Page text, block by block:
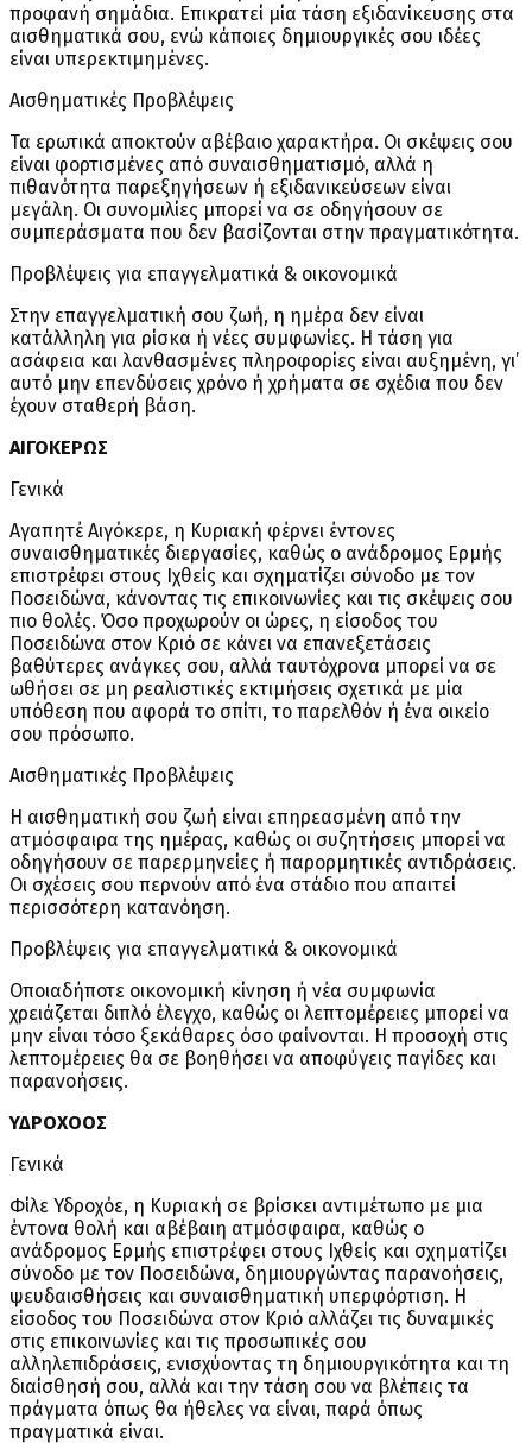
προφανή σημάδια. Επικρατεί μία τάση εξιδανίκευσης στα
αισθηματικά σου, ενώ κάποιες δημιουργικές σου ιδέες
είναι υπερεκτιμημένες.
Αισθηματικές Προβλέψεις
Τα ερωτικά αποκτούν αβέβαιο χαρακτήρα. Οι σκέψεις σου
είναι φορτισμένες από συναισθηματισμό, αλλά η
πιθανότητα παρεξηγήσεων ή εξιδανικεύσεων είναι
μεγάλη. Οι συνομιλίες μπορεί να σε οδηγήσουν σε
συμπεράσματα που δεν βασίζονται στην πραγματικότητα.
Προβλέψεις για επαγγελματικά & οικονομικά
Στην επαγγελματική σου ζωή, η ημέρα δεν είναι
κατάλληλη για ρίσκα ή νέες συμφωνίες. Η τάση για
ασάφεια και λανθασμένες πληροφορίες είναι αυξημένη, γι’
αυτό μην επενδύσεις χρόνο ή χρήματα σε σχέδια που δεν
έχουν σταθερή βάση.
ΑΙΓΟΚΕΡΩΣ
Γενικά
Αγαπητέ Αιγόκερε, η Κυριακή φέρνει έντονες
συναισθηματικές διεργασίες, καθώς ο ανάδρομος Ερμής
επιστρέφει στους Ιχθείς και σχηματίζει σύνοδο με τον
Ποσειδώνα, κάνοντας τις επικοινωνίες και τις σκέψεις σου
πιο θολές. Όσο προχωρούν οι ώρες, η είσοδος του
Ποσειδώνα στον Κριό σε κάνει να επανεξετάσεις
βαθύτερες ανάγκες σου, αλλά ταυτόχρονα μπορεί να σε
ωθήσει σε μη ρεαλιστικές εκτιμήσεις σχετικά με μία
υπόθεση που αφορά το σπίτι, το παρελθόν ή ένα οικείο
σου πρόσωπο.
Αισθηματικές Προβλέψεις
Η αισθηματική σου ζωή είναι επηρεασμένη από την
ατμόσφαιρα της ημέρας, καθώς οι συζητήσεις μπορεί να
οδηγήσουν σε παρερμηνείες ή παρορμητικές αντιδράσεις.
Οι σχέσεις σου περνούν από ένα στάδιο που απαιτεί
περισσότερη κατανόηση.
Προβλέψεις για επαγγελματικά & οικονομικά
Οποιαδήποτε οικονομική κίνηση ή νέα συμφωνία
χρειάζεται διπλό έλεγχο, καθώς οι λεπτομέρειες μπορεί να
μην είναι τόσο ξεκάθαρες όσο φαίνονται. Η προσοχή στις
λεπτομέρειες θα σε βοηθήσει να αποφύγεις παγίδες και
παρανοήσεις.
ΥΔΡΟΧΟΟΣ
Γενικά
Φίλε Υδροχόε, η Κυριακή σε βρίσκει αντιμέτωπο με μια
έντονα θολή και αβέβαιη ατμόσφαιρα, καθώς ο
ανάδρομος Ερμής επιστρέφει στους Ιχθείς και σχηματίζει
σύνοδο με τον Ποσειδώνα, δημιουργώντας παρανοήσεις,
ψευδαισθήσεις και συναισθηματική υπερφόρτιση. Η
είσοδος του Ποσειδώνα στον Κριό αλλάζει τις δυναμικές
στις επικοινωνίες και τις προσωπικές σου
αλληλεπιδράσεις, ενισχύοντας τη δημιουργικότητα και τη
διαίσθησή σου, αλλά και την τάση σου να βλέπεις τα
πράγματα όπως θα ήθελες να είναι, παρά όπως
πραγματικά είναι.